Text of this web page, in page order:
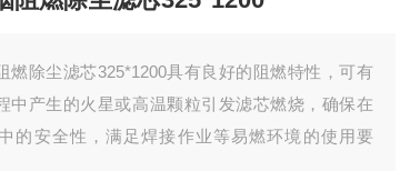
燃除尘滤芯325*1200具有良好的阻燃特性，可有
中产生的火星或高温颗粒引发滤芯燃烧，确保在
的安全性，满足焊接作业等易燃环境的使用要